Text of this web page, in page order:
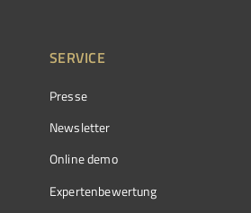
SERVICE
Presse
Newsletter
Online demo
Expertenbewertung